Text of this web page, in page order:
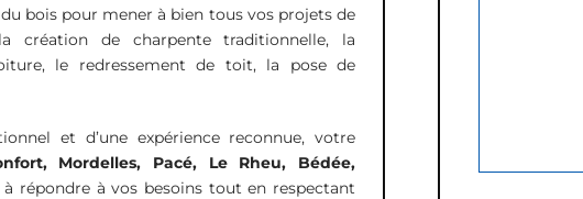
bois pour mener à bien tous vos projets de
création de charpente traditionnelle, la
le redressement de toit, la pose de
et d’une expérience reconnue, votre
Mordelles, Pacé, Le Rheu, Bédée,
à répondre à vos besoins tout en respectant